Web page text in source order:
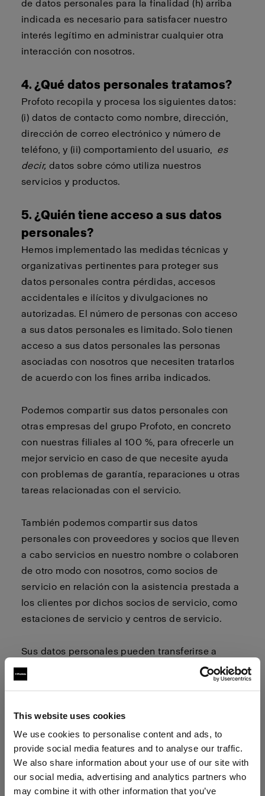
This website uses cookies
We use cookies to personalise content and ads, to
provide social media features and to analyse our traffic.
We also share information about your use of our site with
our social media, advertising and analytics partners who
may combine it with other information that you’ve
de datos personales para la finalidad (h) arriba
indicada es necesario para satisfacer nuestro
interés legítimo en administrar cualquier otra
interacción con nosotros.
4. ¿Qué datos personales tratamos?
Profoto recopila y procesa los siguientes datos:
(i) datos de contacto como nombre, dirección,
dirección de correo electrónico y número de
teléfono, y (ii) comportamiento del usuario, es
decir, datos sobre cómo utiliza nuestros
servicios y productos.
5. ¿Quién tiene acceso a sus datos
personales?
Hemos implementado las medidas técnicas y
organizativas pertinentes para proteger sus
datos personales contra pérdidas, accesos
accidentales e ilícitos y divulgaciones no
autorizadas. El número de personas con acceso
a sus datos personales es limitado. Solo tienen
acceso a sus datos personales las personas
asociadas con nosotros que necesiten tratarlos
de acuerdo con los fines arriba indicados.
Podemos compartir sus datos personales con
otras empresas del grupo Profoto, en concreto
con nuestras filiales al 100 %, para ofrecerle un
mejor servicio en caso de que necesite ayuda
con problemas de garantía, reparaciones u otras
tareas relacionadas con el servicio.
También podemos compartir sus datos
personales con proveedores y socios que lleven
a cabo servicios en nuestro nombre o colaboren
de otro modo con nosotros, como socios de
servicio en relación con la asistencia prestada a
los clientes por dichos socios de servicio, como
estaciones de servicio y centros de servicio.
Sus datos personales pueden transferirse a
países fuera de la UE/EEE, incluidos los Estados
Unidos de América, Canadá y Japón, que
personales inferior al de la UE/EEE. Cuando
transferimos datos personales a países fuera de
la UE/EEE, utilizamos las cláusulas
contractuales tipo aprobadas por la Comisión
Europea para garantizar un nivel suficiente de